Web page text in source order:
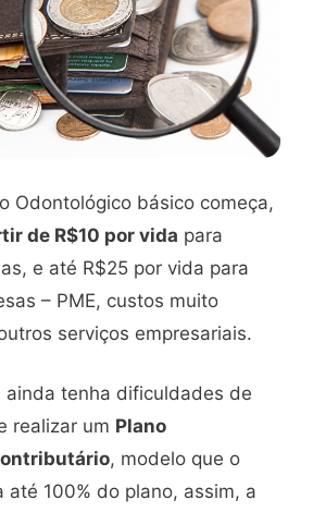
Odontológico básico começa,
de R$10 por vida para
e até R$25 por vida para
– PME, custos muito
serviços empresariais.
ainda tenha dificuldades de
realizar um Plano
, modelo que o
até 100% do plano, assim, a